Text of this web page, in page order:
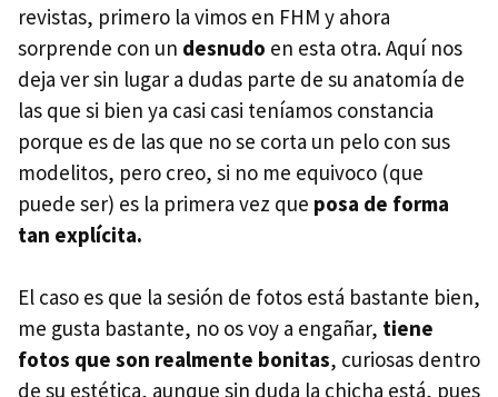
revistas, primero la vimos en FHM y ahora
sorprende con un desnudo en esta otra. Aquí nos
deja ver sin lugar a dudas parte de su anatomía de
las que si bien ya casi casi teníamos constancia
porque es de las que no se corta un pelo con sus
modelitos, pero creo, si no me equivoco (que
puede ser) es la primera vez que posa de forma
tan explícita.
El caso es que la sesión de fotos está bastante bien,
me gusta bastante, no os voy a engañar, tiene
fotos que son realmente bonitas, curiosas dentro
de su estética, aunque sin duda la chicha está, pues